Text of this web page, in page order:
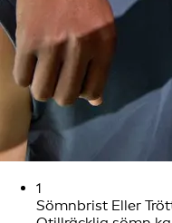
1
Sömnbrist Eller